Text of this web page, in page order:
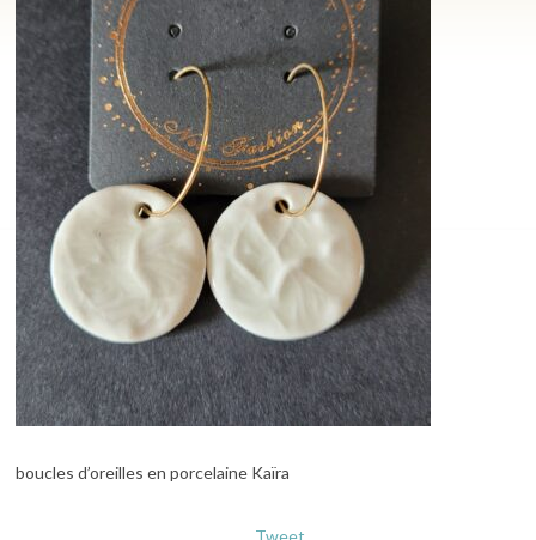
boucles d’oreilles en porcelaine Kaïra